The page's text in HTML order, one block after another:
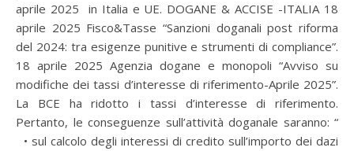
aprile 2025 in Italia e UE. DOGANE & ACCISE -ITALIA 18
aprile 2025 Fisco&Tasse “Sanzioni doganali post riforma
del 2024: tra esigenze punitive e strumenti di compliance”.
18 aprile 2025 Agenzia dogane e monopoli “Avviso su
modifiche dei tassi d’interesse di riferimento-Aprile 2025”.
La BCE ha ridotto i tassi d’interesse di riferimento.
Pertanto, le conseguenze sull’attività doganale saranno: “
• sul calcolo degli interessi di credito sull’importo dei dazi